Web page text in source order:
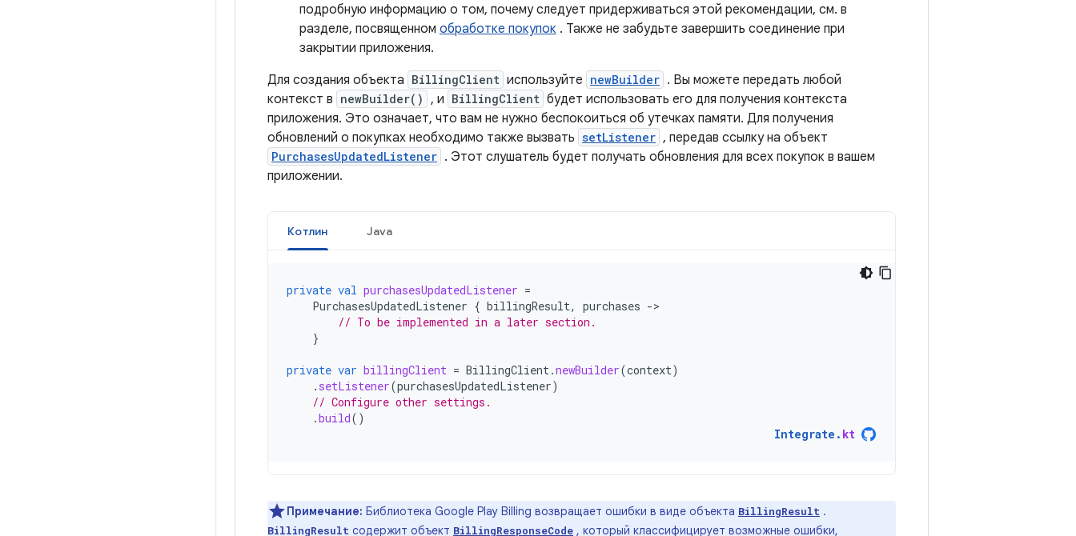
подробную информацию о том, почему следует придерживаться этой рекомендации, см. в
разделе, посвященном обработке покупок . Также не забудьте завершить соединение при
закрытии приложения.
Для создания объекта BillingClient используйте newBuilder . Вы можете передать любой
контекст в newBuilder() , и BillingClient будет использовать его для получения контекста
приложения. Это означает, что вам не нужно беспокоиться об утечках памяти. Для получения
обновлений о покупках необходимо также вызвать setListener , передав ссылку на объект
PurchasesUpdatedListener . Этот слушатель будет получать обновления для всех покупок в вашем
приложении.
Котлин Java
private val purchasesUpdatedListener =
PurchasesUpdatedListener { billingResult, purchases -
// To be implemented in a later section.
}
private var billingClient = BillingClient.newBuilder(context)
. setListener(purchasesUpdatedListener)
// Configure other settings.
.build()
Integrate . kt
Примечание: Библиотека Google Play Billing возвращает ошибки в виде объекта BillingResult .
BillingResult содержит объект BillingResponseCode , который классифицирует возможные ошибки,